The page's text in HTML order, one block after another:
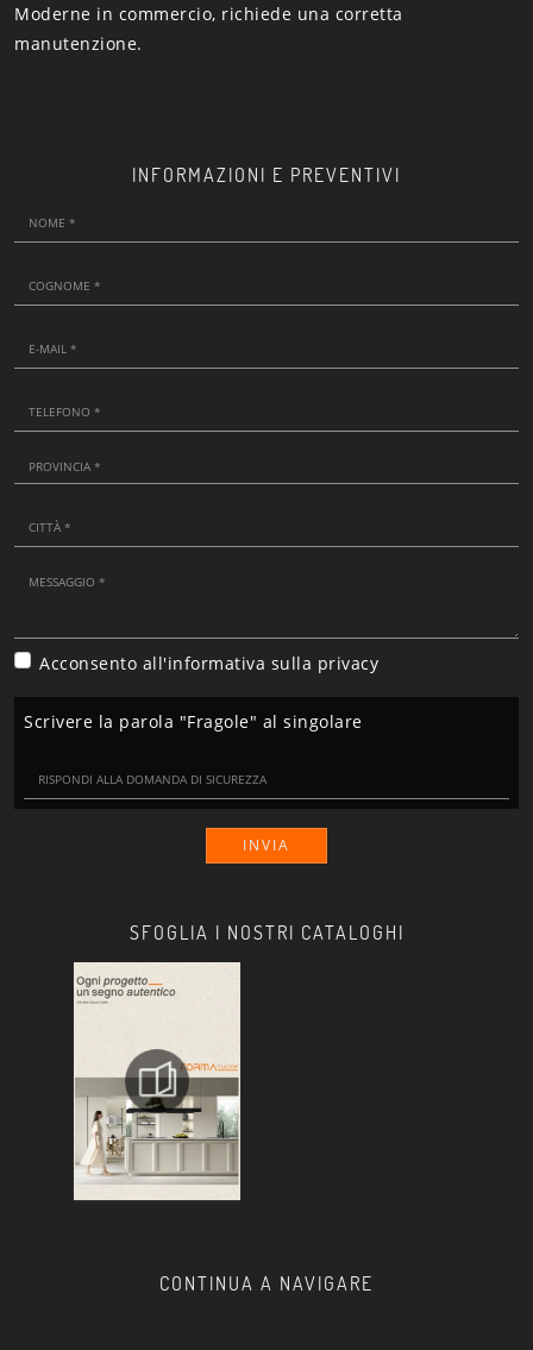
Moderne in commercio, richiede una corretta
manutenzione.
SFOGLIA I NOSTRI CATALOGHI
CONTINUA A NAVIGARE
INFORMAZIONI E PREVENTIVI
Acconsento all'informativa sulla privacy
Scrivere la parola "Fragole" al singolare
INVIA